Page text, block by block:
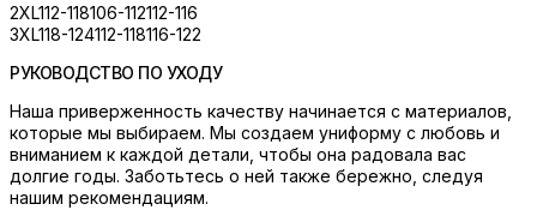
2XL112-118106-112112-116
3XL118-124112-118116-122
РУКОВОДСТВО ПО УХОДУ
Наша приверженность качеству начинается с материалов,
которые мы выбираем. Мы создаем униформу с любовь и
вниманием к каждой детали, чтобы она радовала вас
долгие годы. Заботьтесь о ней также бережно, следуя
нашим рекомендациям.